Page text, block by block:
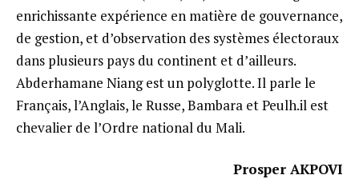
enrichissante expérience en matière de gouvernance,
de gestion, et d’observation des systèmes électoraux
dans plusieurs pays du continent et d’ailleurs.
Abderhamane Niang est un polyglotte. Il parle le
Français, l’Anglais, le Russe, Bambara et Peulh.il est
chevalier de l’Ordre national du Mali.
Prosper AKPOVI